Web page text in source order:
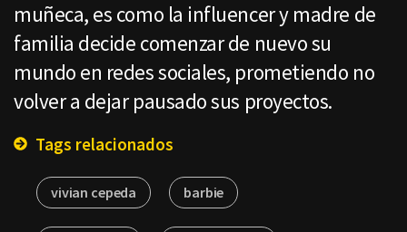
muñeca, es como la influencer y madre de
familia decide comenzar de nuevo su
mundo en redes sociales, prometiendo no
volver a dejar pausado sus proyectos.
Tags relacionados
vivian cepeda barbie